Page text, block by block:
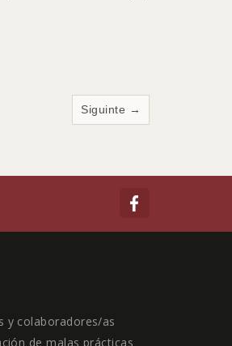
Siguinte →
y colaboradores/as
de malas prácticas